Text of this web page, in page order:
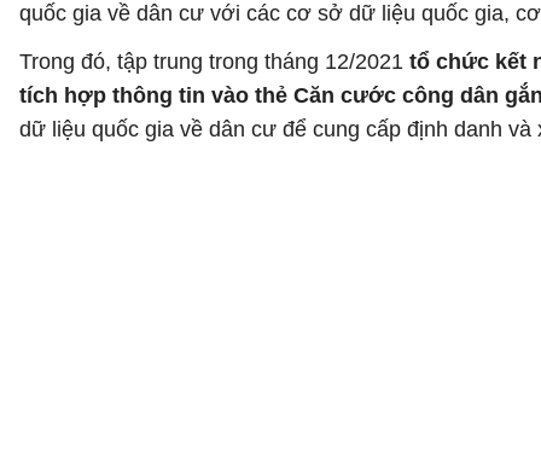
quốc gia về dân cư với các cơ sở dữ liệu quốc gia,
Trong đó, tập trung trong tháng 12/2021 tổ chức kết
tích hợp thông tin vào thẻ Căn cước công dân
dữ liệu quốc gia về dân cư để cung cấp định danh